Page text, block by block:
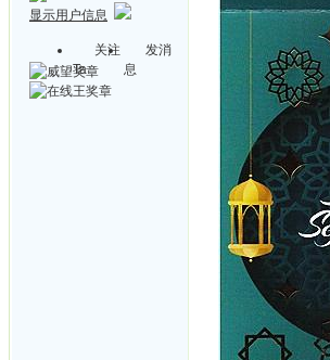
显示用户信息
关注
Ta
发消
息